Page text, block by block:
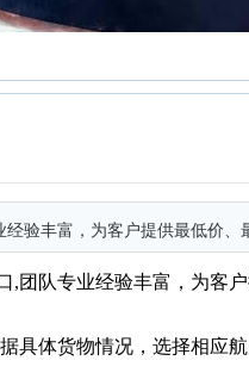
验丰富，为客户提供最低价、
,团队专业经验丰富，为客户
具体货物情况，选择相应航